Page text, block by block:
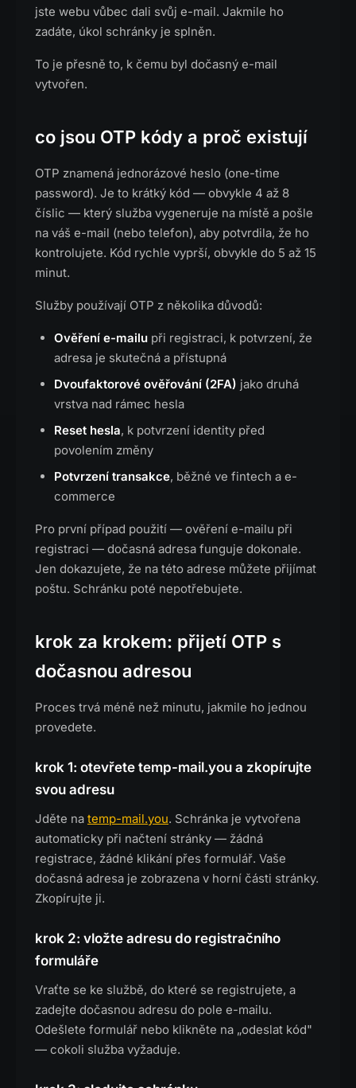
jste webu vůbec dali svůj e-mail. Jakmile ho
zadáte, úkol schránky je splněn.
To je přesně to, k čemu byl dočasný e-mail
vytvořen.
co jsou OTP kódy a proč existují
OTP znamená jednorázové heslo (one-time
password). Je to krátký kód — obvykle 4 až 8
číslic — který služba vygeneruje na místě a pošle
na váš e-mail (nebo telefon), aby potvrdila, že ho
kontrolujete. Kód rychle vyprší, obvykle do 5 až 15
minut.
Služby používají OTP z několika důvodů:
Ověření e-mailu při registraci, k potvrzení, že
adresa je skutečná a přístupná
Dvoufaktorové ověřování (2FA) jako druhá
vrstva nad rámec hesla
Reset hesla, k potvrzení identity před
povolením změny
Potvrzení transakce, běžné ve fintech a e-
commerce
Pro první případ použití — ověření e-mailu při
registraci — dočasná adresa funguje dokonale.
Jen dokazujete, že na této adrese můžete přijímat
poštu. Schránku poté nepotřebujete.
krok za krokem: přijetí OTP s
dočasnou adresou
Proces trvá méně než minutu, jakmile ho jednou
provedete.
krok 1: otevřete temp-mail.you a zkopírujte
svou adresu
Jděte na temp-mail.you. Schránka je vytvořena
automaticky při načtení stránky — žádná
registrace, žádné klikání přes formulář. Vaše
dočasná adresa je zobrazena v horní části stránky.
Zkopírujte ji.
krok 2: vložte adresu do registračního
formuláře
Vraťte se ke službě, do které se registrujete, a
zadejte dočasnou adresu do pole e-mailu.
Odešlete formulář nebo klikněte na „odeslat kód"
— cokoli služba vyžaduje.